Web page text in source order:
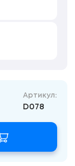
Артикул:
D078